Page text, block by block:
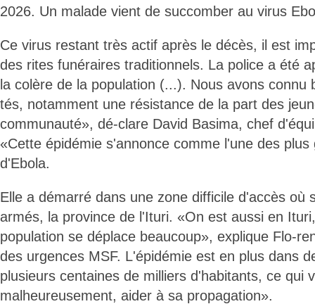
2026. Un malade vient de succomber au virus
Ce virus restant très actif après le décès, il est
des rites funéraires traditionnels. La police a été
la colère de la population (...). Nous avons connu
tés, notamment une résistance de la part des
communauté», dé-clare David Basima, chef
«Cette épidémie s'annonce comme l'une des
d'Ebola.
Elle a démarré dans une zone difficile d'accès où
armés, la province de l'Ituri. «On est aussi en
population se déplace beaucoup», explique Flo-
des urgences MSF. L'épidémie est en plus dans
plusieurs centaines de milliers d'habitants, ce qui
malheureusement, aider à sa propagation».